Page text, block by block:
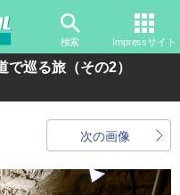
検索 Impressサイト
で巡る旅（その2）
次の画像